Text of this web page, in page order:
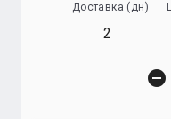
Доставка (дн)
2
remove_circle